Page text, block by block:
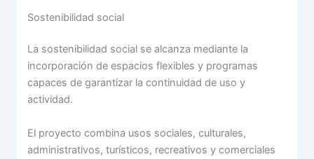
Sostenibilidad social
La sostenibilidad social se alcanza mediante la
incorporación de espacios flexibles y programas
capaces de garantizar la continuidad de uso y
actividad.
El proyecto combina usos sociales, culturales,
administrativos, turísticos, recreativos y comerciales